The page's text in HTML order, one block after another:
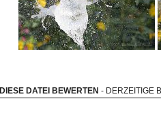
DIESE DATEI BEWERTEN - DERZEITIGE